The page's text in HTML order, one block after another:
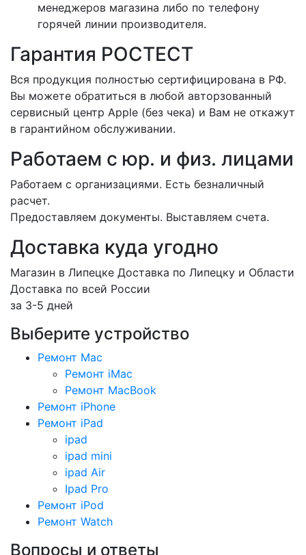
менеджеров магазина либо по телефону
горячей линии производителя.
Гарантия РОСТЕСТ
Вся продукция полностью сертифицирована в РФ.
Вы можете обратиться в любой авторзованный
сервисный центр Apple (без чека) и Вам не откажут
в гарантийном обслуживании.
Работаем с юр. и физ. лицами
Работаем с организациями. Есть безналичный
расчет.
Предоставляем документы. Выставляем счета.
Доставка куда угодно
Магазин в Липецке Доставка по Липецку и Области
Доставка по всей России
за 3-5 дней
Выберите устройство
Ремонт Mac
Ремонт iMac
Ремонт MacBook
Ремонт iPhone
Ремонт iPad
ipad
ipad mini
ipad Air
Ipad Pro
Ремонт iPod
Ремонт Watch
Вопросы и ответы